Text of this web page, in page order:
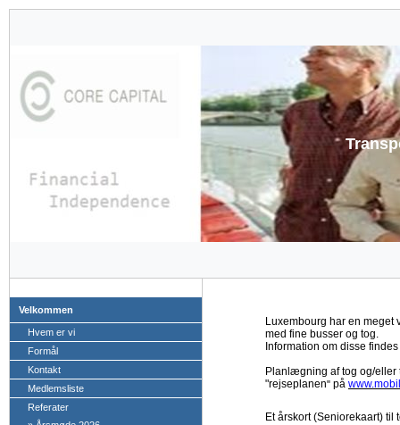
Velkommen
Hvem er vi
Formål
Kontakt
Medlemsliste
Referater
Luxembourg har en meget
med fine busser og tog.
Information om disse
Planlægning af tog og/eller
"rejseplanen" på
Et årskort (Seniorekaart)